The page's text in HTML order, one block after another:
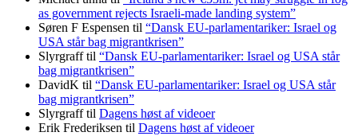
as government rejects Israeli-made landing system”
Søren F Espensen til “Dansk EU-parlamentariker: Israel og
USA står bag migrantkrisen”
Slyrgrafftil “Dansk EU-parlamentariker: Israel og USA står
bag migrantkrisen”
DavidK til “Dansk EU-parlamentariker: Israel og USA står
bag migrantkrisen”
Slyrgrafftil Dagens høst af videoer
Erik Frederiksen til Dagens høst af videoer